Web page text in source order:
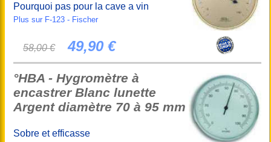
Pourquoi pas pour la cave a vin
Plus sur F-123 - Fischer
58,00 € 49,90 €
°HBA - Hygromètre à
encastrer Blanc lunette
Argent diamètre 70 à 95 mm
Sobre et efficasse